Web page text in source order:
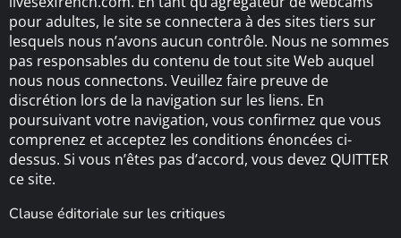
pour adultes, le site se connectera à des sites tiers sur
lesquels nous n’avons aucun contrôle. Nous ne sommes
pas responsables du contenu de tout site Web auquel
nous nous connectons. Veuillez faire preuve de
discrétion lors de la navigation sur les liens. En
poursuivant votre navigation, vous confirmez que vous
comprenez et acceptez les conditions énoncées ci-
dessus. Si vous n’êtes pas d’accord, vous devez QUITTER
ce site.
Clause éditoriale sur les critiques